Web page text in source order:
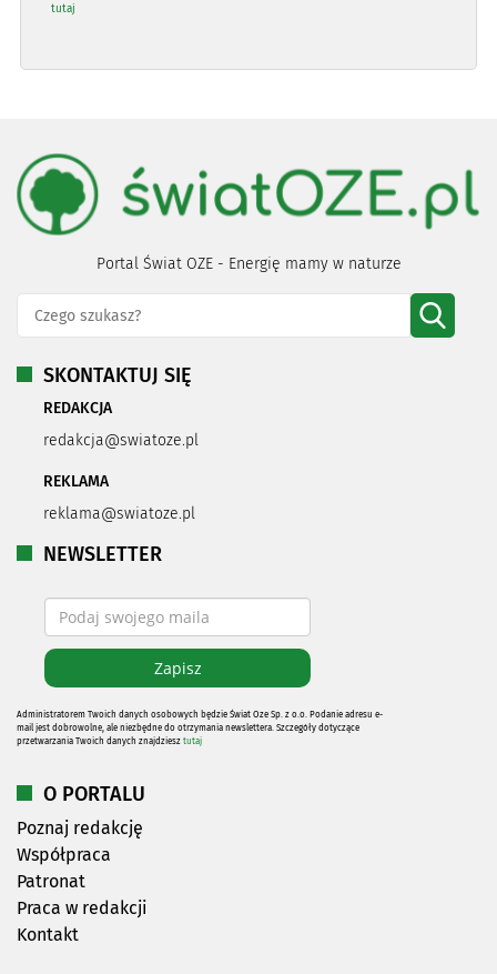
tutaj
Portal Świat OZE - Energię mamy w naturze
SKONTAKTUJ SIĘ
REDAKCJA
redakcja@swiatoze.pl
REKLAMA
reklama@swiatoze.pl
NEWSLETTER
Administratorem Twoich danych osobowych będzie Świat Oze Sp. z o.o. Podanie adresu e-
mail jest dobrowolne, ale niezbędne do otrzymania newslettera. Szczegóły dotyczące
przetwarzania Twoich danych znajdziesz tutaj
O PORTALU
Poznaj redakcję
Współpraca
Patronat
Praca w redakcji
Kontakt